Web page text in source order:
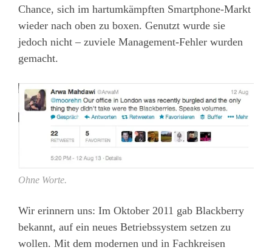
Chance, sich im hartumkämpften Smartphone-Markt
wieder nach oben zu boxen. Genutzt wurde sie
jedoch nicht – zuviele Management-Fehler wurden
gemacht.
Ohne Worte.
Wir erinnern uns: Im Oktober 2011 gab Blackberry
bekannt, auf ein neues Betriebssystem setzen zu
wollen. Mit dem modernen und in Fachkreisen